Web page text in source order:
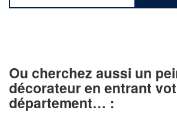
Ou cherchez aussi un
décorateur en entrant
département… :